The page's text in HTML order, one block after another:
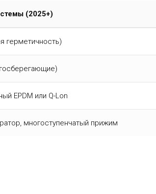
(2025+)
герметичность)
EPDM или Q-Lon
многоступенчатый прижим